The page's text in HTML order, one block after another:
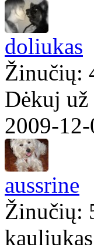
doliukas
Žinučių:
Dėkuj
2009-
aussrine
Žinučių:
kauliukas